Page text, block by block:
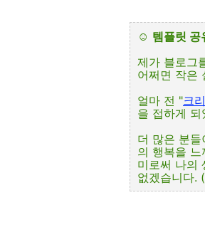
☺ 템플릿 공
제가 블로그
어쩌면 작은
얼마 전 "크
을 접하게
더 많은 분
의 행복을
미로써 나의
없겠습니다.